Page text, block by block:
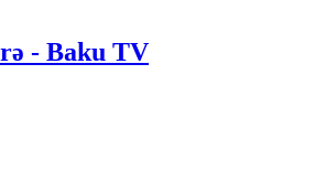
- Baku TV